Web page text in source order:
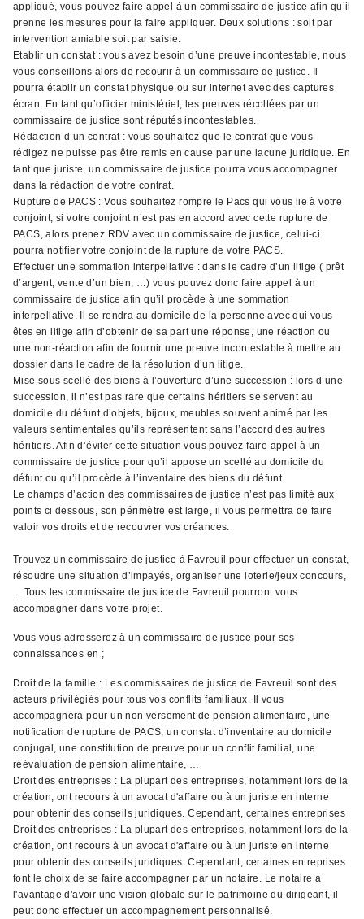
appliqué, vous pouvez faire appel à un commissaire de justice afin qu’il
prenne les mesures pour la faire appliquer. Deux solutions : soit par
intervention amiable soit par saisie.
Etablir un constat : vous avez besoin d’une preuve incontestable, nous
vous conseillons alors de recourir à un commissaire de justice. Il
pourra établir un constat physique ou sur internet avec des captures
écran. En tant qu’officier ministériel, les preuves récoltées par un
commissaire de justice sont réputés incontestables.
Rédaction d’un contrat : vous souhaitez que le contrat que vous
rédigez ne puisse pas être remis en cause par une lacune juridique. En
tant que juriste, un commissaire de justice pourra vous accompagner
dans la rédaction de votre contrat.
Rupture de PACS : Vous souhaitez rompre le Pacs qui vous lie à votre
conjoint, si votre conjoint n’est pas en accord avec cette rupture de
PACS, alors prenez RDV avec un commissaire de justice, celui-ci
pourra notifier votre conjoint de la rupture de votre PACS.
Effectuer une sommation interpellative : dans le cadre d’un litige ( prêt
d’argent, vente d’un bien, …) vous pouvez donc faire appel à un
commissaire de justice afin qu’il procède à une sommation
interpellative. Il se rendra au domicile de la personne avec qui vous
êtes en litige afin d’obtenir de sa part une réponse, une réaction ou
une non-réaction afin de fournir une preuve incontestable à mettre au
dossier dans le cadre de la résolution d’un litige.
Mise sous scellé des biens à l’ouverture d’une succession : lors d’une
succession, il n’est pas rare que certains héritiers se servent au
domicile du défunt d’objets, bijoux, meubles souvent animé par les
valeurs sentimentales qu’ils représentent sans l’accord des autres
héritiers. Afin d’éviter cette situation vous pouvez faire appel à un
commissaire de justice pour qu’il appose un scellé au domicile du
défunt ou qu’il procède à l’inventaire des biens du défunt.
Le champs d’action des commissaires de justice n’est pas limité aux
points ci dessous, son périmètre est large, il vous permettra de faire
valoir vos droits et de recouvrer vos créances.
Trouvez un commissaire de justice à Favreuil pour effectuer un constat,
résoudre une situation d’impayés, organiser une loterie/jeux concours,
... Tous les commissaire de justice de Favreuil pourront vous
accompagner dans votre projet.
Vous vous adresserez à un commissaire de justice pour ses
connaissances en ;
Droit de la famille : Les commissaires de justice de Favreuil sont des
acteurs privilégiés pour tous vos conflits familiaux. Il vous
accompagnera pour un non versement de pension alimentaire, une
notification de rupture de PACS, un constat d’inventaire au domicile
conjugal, une constitution de preuve pour un conflit familial, une
réévaluation de pension alimentaire, …
Droit des entreprises : La plupart des entreprises, notamment lors de la
création, ont recours à un avocat d'affaire ou à un juriste en interne
pour obtenir des conseils juridiques. Cependant, certaines entreprises
Droit des entreprises : La plupart des entreprises, notamment lors de la
création, ont recours à un avocat d'affaire ou à un juriste en interne
pour obtenir des conseils juridiques. Cependant, certaines entreprises
font le choix de se faire accompagner par un notaire. Le notaire a
l'avantage d'avoir une vision globale sur le patrimoine du dirigeant, il
peut donc effectuer un accompagnement personnalisé.